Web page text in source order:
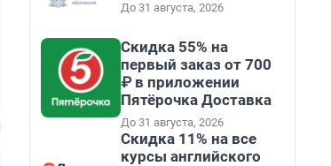
До 31 августа, 2026
Скидка 55% на
первый заказ от 700
₽ в приложении
Пятёрочка Доставка
До 31 августа, 2026
Скидка 11% на все
курсы английского